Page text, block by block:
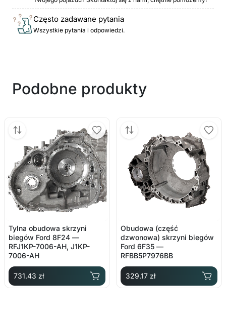
Często zadawane pytania
Wszystkie pytania i odpowiedzi.
Podobne produkty
Tylna obudowa skrzyni
biegów Ford 8F24 —
RFJ1KP-7006-AH, J1KP-
7006-AH
731.43 zł
Obudowa (część
dzwonowa) skrzyni biegów
Ford 6F35 —
RFBB5P7976BB
329.17 zł